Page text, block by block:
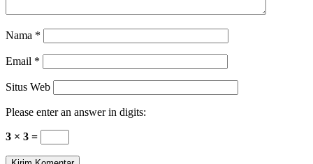
Nama *
Email *
Situs Web
Please enter an answer in digits:
3 × 3 =